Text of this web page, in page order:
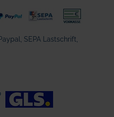
SEPA Lastschrift,